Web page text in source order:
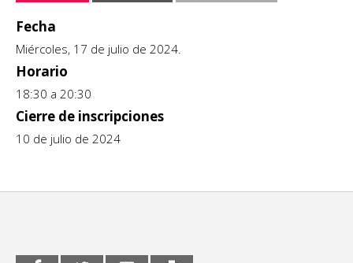
CCE en el interior/libros
Espacio itinerante de lectura infantil
Exposiciones
Formación
Género y Diversidad
Infantil y Juvenil
Fecha
Miércoles, 17 de julio de 2024.
Horario
18:30 a 20:30
Cierre de inscripciones
10 de julio de 2024